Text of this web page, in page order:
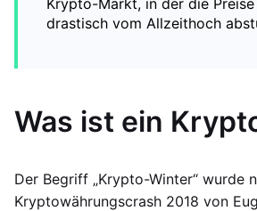
Krypto-Markt, in der die
drastisch vom Allzeithoch
Was ist ein
Der Begriff „Krypto-Winter“ wurde
Kryptowährungscrash 2018 von